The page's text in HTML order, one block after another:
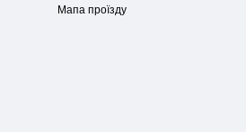
Мапа проїзду